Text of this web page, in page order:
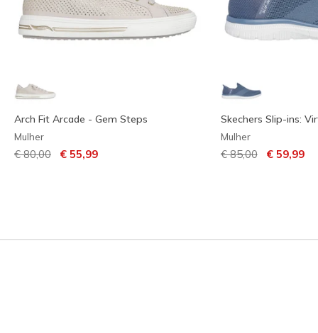
Arch Fit Arcade - Gem Steps
Mulher
Preço com desconto de
€ 80,00 para
€ 55,99
Skechers Slip-ins:
Mulher
Preço com
€ 85,00para
€ 59,99